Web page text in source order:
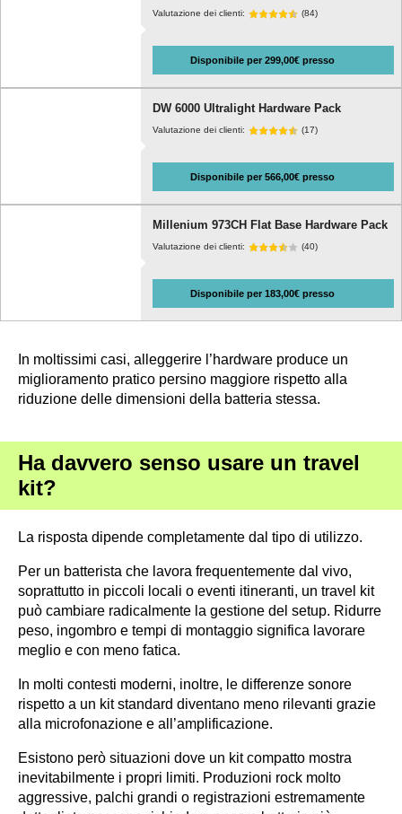
Valutazione dei clienti: (84)
Disponibile per 299,00€ presso
DW 6000 Ultralight Hardware Pack
Valutazione dei clienti: (17)
Disponibile per 566,00€ presso
Millenium 973CH Flat Base Hardware Pack
Valutazione dei clienti: (40)
Disponibile per 183,00€ presso
In moltissimi casi, alleggerire l’hardware produce un
miglioramento pratico persino maggiore rispetto alla
riduzione delle dimensioni della batteria stessa.
Ha davvero senso usare un travel
kit?
La risposta dipende completamente dal tipo di utilizzo.
Per un batterista che lavora frequentemente dal vivo,
soprattutto in piccoli locali o eventi itineranti, un travel kit
può cambiare radicalmente la gestione del setup. Ridurre
peso, ingombro e tempi di montaggio significa lavorare
meglio e con meno fatica.
In molti contesti moderni, inoltre, le differenze sonore
rispetto a un kit standard diventano meno rilevanti grazie
alla microfonazione e all’amplificazione.
Esistono però situazioni dove un kit compatto mostra
inevitabilmente i propri limiti. Produzioni rock molto
aggressive, palchi grandi o registrazioni estremamente